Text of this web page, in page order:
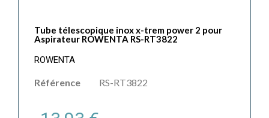
Tube télescopique inox x-trem power 2 pour
Aspirateur ROWENTA RS-RT3822
ROWENTA
Référence RS-RT3822